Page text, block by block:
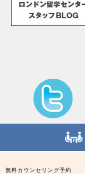
無料カウンセリング予約